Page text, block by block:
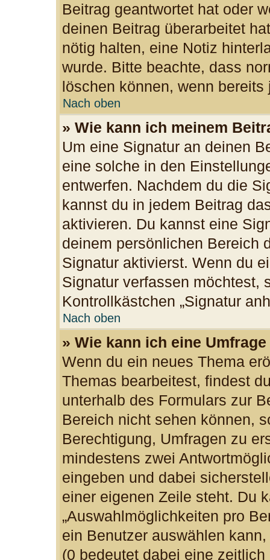
Beitrag geantwortet hat oder
deinen Beitrag überarbeitet
nötig halten, eine Notiz
wurde. Bitte beachte, dass
löschen können, wenn
Nach oben
» Wie kann ich meinem
Um eine Signatur an deinen
eine solche in den
entwerfen. Nachdem du die
kannst du in jedem Beitrag
aktivieren. Du kannst eine
deinem persönlichen Bereich
Signatur aktivierst. Wenn du
Signatur verfassen möchtest,
Kontrollkästchen „Signatur
Nach oben
» Wie kann ich eine
Wenn du ein neues Thema
Themas bearbeitest, findest
unterhalb des Formulars zur
Bereich nicht sehen können,
Berechtigung, Umfragen zu
mindestens zwei
eingeben und dabei
einer eigenen Zeile steht. Du
„Auswahlmöglichkeiten pro
ein Benutzer auswählen
(0 bedeutet dabei eine